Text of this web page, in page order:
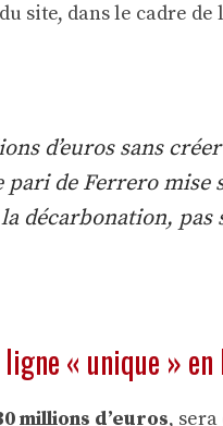
du site, dans le cadre
d’euros sans
de Ferrero mise
décarbonation, pas
« unique » en
millions d’euros,